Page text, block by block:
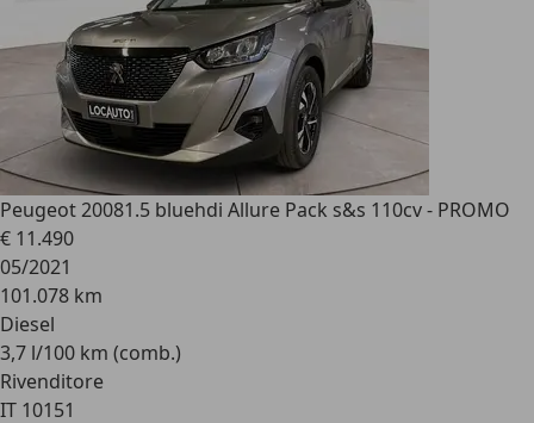
Peugeot 20081.5 bluehdi Allure Pack s&s 110cv - PROMO
€ 11.490
05/2021
101.078 km
Diesel
3,7 l/100 km (comb.)
Rivenditore
IT 10151